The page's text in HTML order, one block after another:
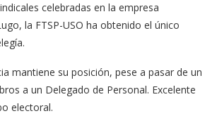
celebradas en la empresa
la FTSP-USO ha obtenido el único
mantiene su posición, pese a pasar de un
a un Delegado de Personal. Excelente
electoral.